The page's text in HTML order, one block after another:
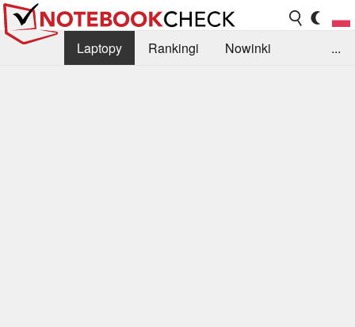
Laptopy Rankingi
Nowinki
...